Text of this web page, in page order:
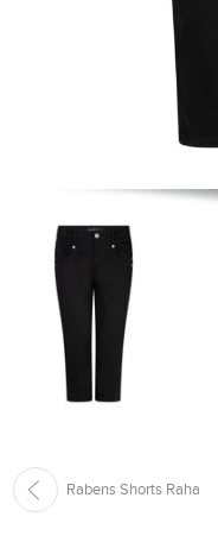
Rabens Shorts Raha